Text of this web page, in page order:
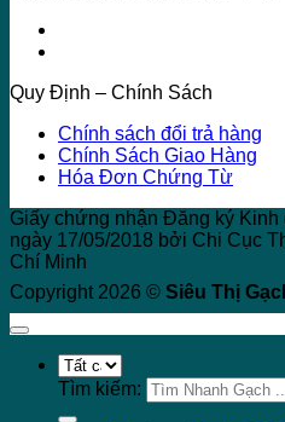
Quy Định – Chính Sách
Chính sách đổi trả hàng
Chính Sách Giao Hàng
Hóa Đơn Chứng Từ
Giấy chứng nhận Đăng ký Kinh
ngày 17/05/2018 bởi Chi Cục
Chí Minh
Copyright 2026 © Siêu Thị
Tìm kiếm: